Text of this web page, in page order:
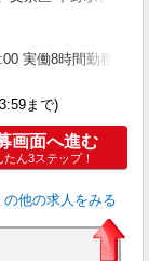
実働8時間勤務
まで)
画面へ進む
たん3ステップ！
の他の求人をみる